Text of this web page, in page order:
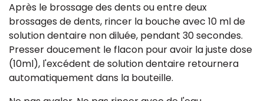
Après le brossage des dents ou entre deux
brossages de dents, rincer la bouche avec 10 ml de
solution dentaire non diluée, pendant 30 secondes.
Presser doucement le flacon pour avoir la juste dose
(10ml), l'excédent de solution dentaire retournera
automatiquement dans la bouteille.